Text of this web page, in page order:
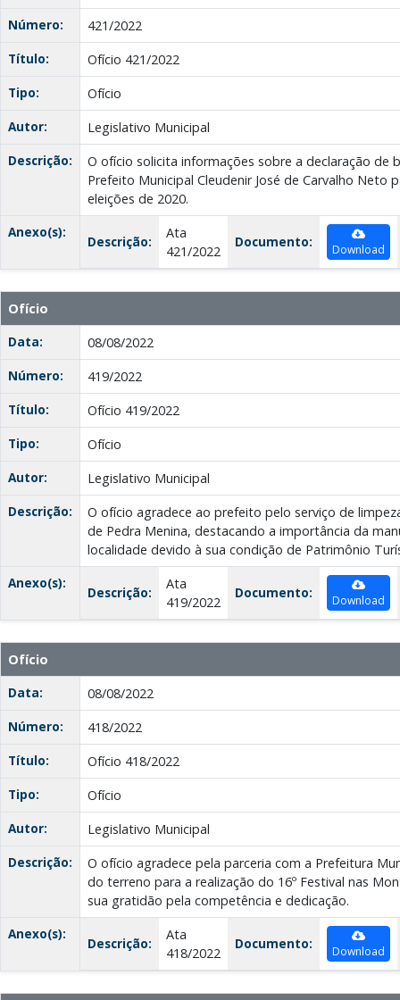
Número:
421/2022
Título:
Ofício 421/2022
Tipo:
Ofício
Autor:
Legislativo Municipal
Descrição:
O ofício solicita informações sobre a declaração de
Prefeito Municipal Cleudenir José de Carvalho Neto
eleições de 2020.
Anexo(s):
Descrição:
Ata
421/2022
Documento: Download
Ofício
Data:
08/08/2022
Número:
419/2022
Título:
Ofício 419/2022
Tipo:
Ofício
Autor:
Legislativo Municipal
Descrição:
O ofício agradece ao prefeito pelo serviço de
de Pedra Menina, destacando a importância da
localidade devido à sua condição de Patrimônio
Anexo(s):
Descrição:
Ata
419/2022
Documento: Download
Ofício
Data:
08/08/2022
Número:
418/2022
Título:
Ofício 418/2022
Tipo:
Ofício
Autor:
Legislativo Municipal
Descrição:
O ofício agradece pela parceria com a Prefeitura
do terreno para a realização do 16º Festival nas
sua gratidão pela competência e dedicação.
Anexo(s):
Descrição:
Ata
418/2022
Documento: Download